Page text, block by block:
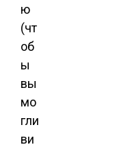
ю
(чт
об
ы
вы
мо
гли
ви